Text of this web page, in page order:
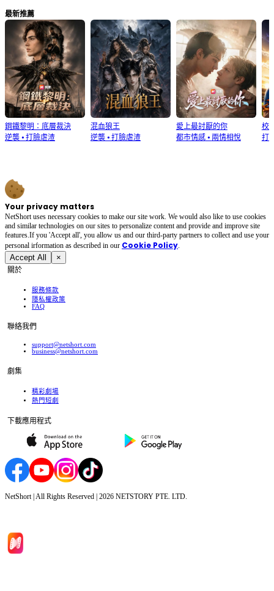
最新推薦
鋼鐵黎明：底層裁決
逆襲 ⦁ 打臉虐渣
混血狼王
逆襲⦁ 打臉虐渣
愛上最討厭的你
都市情感⦁ 兩情相悅
校
打
Your privacy matters
NetShort uses necessary cookies to make our site work. We would also like to use cookies
and similar technologies on our sites to personalize content and provide and improve site
features.If you 'Accept all', you allow us and our third-party partners to collect and use your
personal irformation as described in our Cookie Policy.
Accept All ×
關於
服務條款
隱私權政策
FAQ
聯絡我們
support@netshort.com
business@netshort.com
劇集
精彩劇場
熱門短劇
下載應用程式
NetShort | All Rights Reserved | 2026 NETSTORY PTE. LTD.